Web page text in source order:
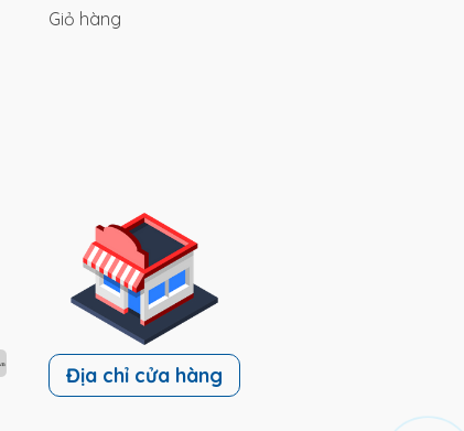
Giỏ hàng
Địa chỉ cửa hàng